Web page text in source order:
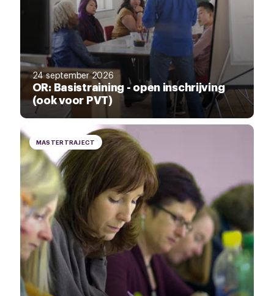
24 september 2026
OR: Basistraining - open inschrijving
(ook voor PVT)
MASTERTRAJECT